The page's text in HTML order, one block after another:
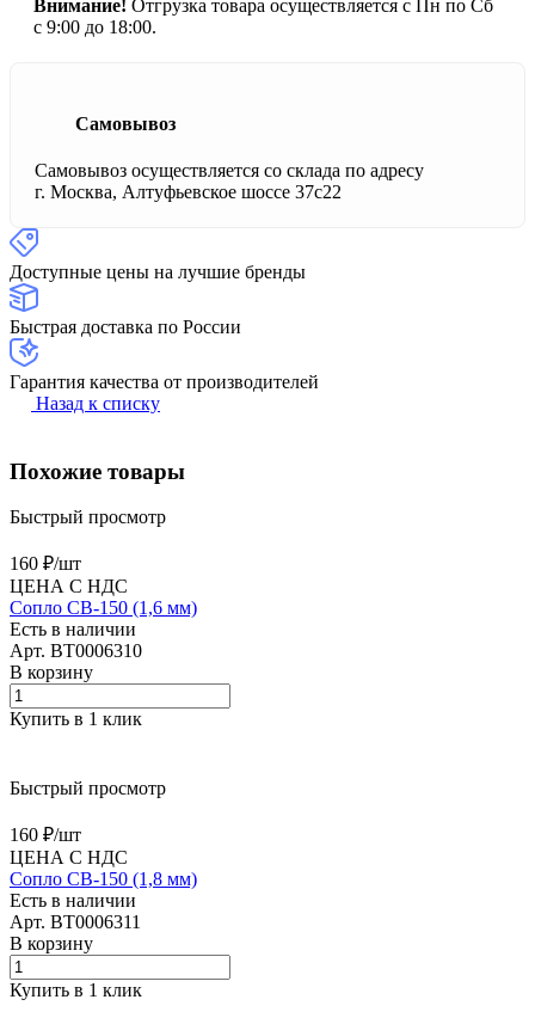
Внимание! Отгрузка товара осуществляется с Пн по Сб
с 9:00 до 18:00.
Самовывоз
Самовывоз осуществляется со склада по адресу
г. Москва, Алтуфьевское шоссе 37с22
Доступные цены на лучшие бренды
Быстрая доставка по России
Гарантия качества от производителей
Назад к списку
Похожие товары
Быстрый просмотр
160 ₽/шт
ЦЕНА С НДС
Сопло CB-150 (1,6 мм)
Есть в наличии
Арт. BT0006310
В корзину
Купить в 1 клик
Быстрый просмотр
160 ₽/шт
ЦЕНА С НДС
Сопло CB-150 (1,8 мм)
Есть в наличии
Арт. BT0006311
В корзину
Купить в 1 клик